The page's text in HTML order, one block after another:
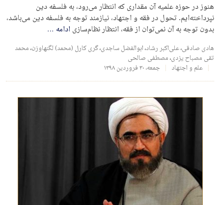
هنوز در حوزه‌ علمیه آن مقداری که انتظار می‌رود، به فلسفه دین
نپرداخته‌ایم. تحول در فقه و اجتهاد، نیازمند توجه به فلسفه دین می‌باشد،
بدون توجه به آن نمی‌توان از فقه، انتظار نظام‌سازیادامه …
هادی صادقی،علی‌اکبر رشاد،ابوالفضل ساجدی،گری کارل (محمد) لگنهاوزن،محمد
تقی مصباح یزدی،مصطفی صالحی
علم و اجتهاد
جمعه، ۳۰ فروردین ۱۳۹۸